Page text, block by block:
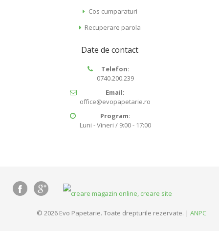
Cos cumparaturi
Recuperare parola
Date de contact
Telefon:
0740.200.239
Email:
office@evopapetarie.ro
Program:
Luni - Vineri / 9:00 - 17:00
© 2026 Evo Papetarie. Toate drepturile rezervate. | ANPC